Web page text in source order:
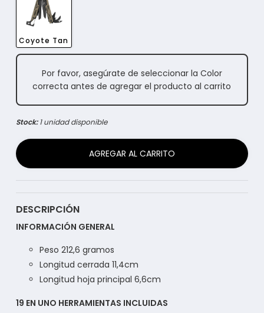
Coyote Tan
Por favor, asegúrate de seleccionar la Color
correcta antes de agregar el producto al carrito
Stock:1 unidad disponible
AGREGAR AL CARRITO
DESCRIPCIÓN
INFORMACIÓN GENERAL
Peso 212,6 gramos
Longitud cerrada 11,4cm
Longitud hoja principal 6,6cm
19 EN UNO HERRAMIENTAS INCLUIDAS